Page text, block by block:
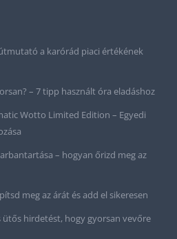
a karórád piaci értékének
– 7 tipp használt óra eladáshoz
Wotto Limited Edition – Egyedi
– hogyan őrizd meg az
meg az árát és add el sikeresen
ütős hirdetést, hogy gyorsan vevőre